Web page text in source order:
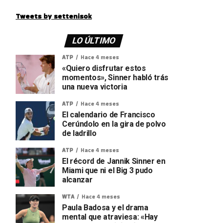
Tweets by settenisok
LO ÚLTIMO
ATP Hace 4 meses
«Quiero disfrutar estos
momentos», Sinner habló trás
una nueva victoria
ATP Hace 4 meses
El calendario de Francisco
Cerúndolo en la gira de polvo
de ladrillo
ATP Hace 4 meses
El récord de Jannik Sinner en
Miami que ni el Big 3 pudo
alcanzar
WTA Hace 4 meses
Paula Badosa y el drama
mental que atraviesa: «Hay